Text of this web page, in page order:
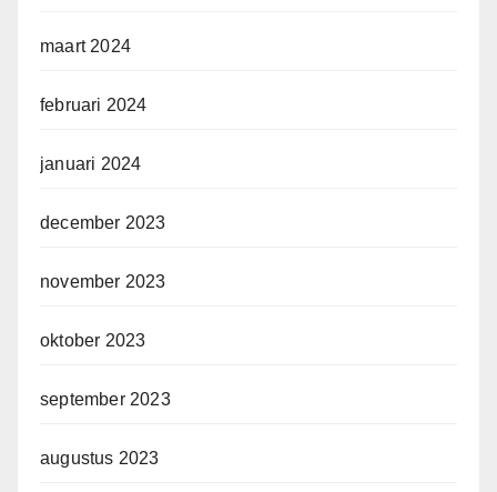
maart 2024
februari 2024
januari 2024
december 2023
november 2023
oktober 2023
september 2023
augustus 2023